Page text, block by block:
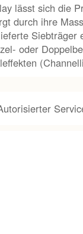
lässt sich die
durch ihre
Siebträger
oder